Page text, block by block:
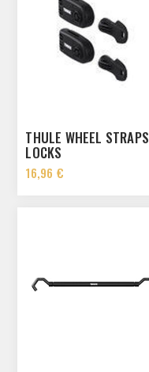
THULE WHEEL STRAPS
LOCKS
16,96 €